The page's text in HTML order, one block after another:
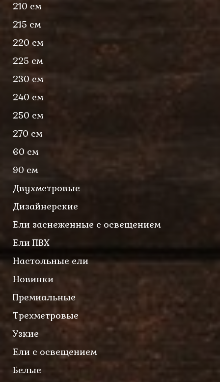
210 см
215 см
220 см
225 см
230 см
240 см
250 см
270 см
60 см
90 см
Двухметровые
Дизайнерские
Ели заснеженные с освещением
Ели ПВХ
Настольные ели
Новинки
Премиальные
Трехметровые
Узкие
Ели с освещением
Белые